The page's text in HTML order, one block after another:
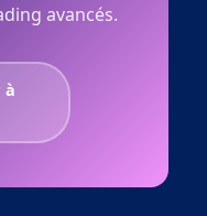
avancés.
à